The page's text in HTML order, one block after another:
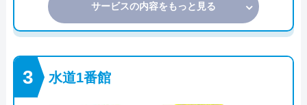
サービスの内容をもっと見る
水道1番館